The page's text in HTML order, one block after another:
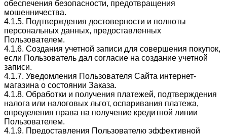
обеспечения безопасности, предотвращения
мошенничества.
4.1.5. Подтверждения достоверности и полноты
персональных данных, предоставленных
Пользователем.
4.1.6. Создания учетной записи для совершения покупок,
если Пользователь дал согласие на создание учетной
записи.
4.1.7. Уведомления Пользователя Сайта интернет-
магазина о состоянии Заказа.
4.1.8. Обработки и получения платежей, подтверждения
налога или налоговых льгот, оспаривания платежа,
определения права на получение кредитной линии
Пользователем.
4.1.9. Предоставления Пользователю эффективной